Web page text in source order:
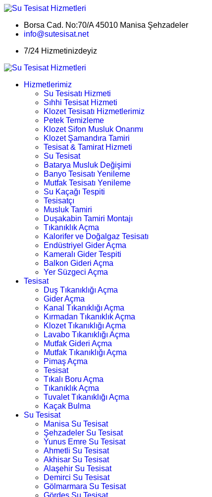
Borsa Cad. No:70/A 45010 Manisa Şehzadeler
info@sutesisat.net
7/24 Hizmetinizdeyiz
Hizmetlerimiz
Su Tesisatı Hizmeti
Sıhhi Tesisat Hizmeti
Klozet Tesisatı Hizmetlerimiz
Petek Temizleme
Klozet Sifon Musluk Onarımı
Klozet Şamandıra Tamiri
Tesisat & Tamirat Hizmeti
Su Tesisat
Batarya Musluk Değişimi
Banyo Tesisatı Yenileme
Mutfak Tesisatı Yenileme
Su Kaçağı Tespiti
Tesisatçı
Musluk Tamiri
Duşakabin Tamiri Montajı
Tıkanıklık Açma
Kalorifer ve Doğalgaz Tesisatı
Endüstriyel Gider Açma
Kameralı Gider Tespiti
Balkon Gideri Açma
Yer Süzgeci Açma
Tesisat
Duş Tıkanıklığı Açma
Gider Açma
Kanal Tıkanıklığı Açma
Kırmadan Tıkanıklık Açma
Klozet Tıkanıklığı Açma
Lavabo Tıkanıklığı Açma
Mutfak Gideri Açma
Mutfak Tıkanıklığı Açma
Pimaş Açma
Tesisat
Tıkalı Boru Açma
Tıkanıklık Açma
Tuvalet Tıkanıklığı Açma
Kaçak Bulma
Su Tesisat
Manisa Su Tesisat
Şehzadeler Su Tesisat
Yunus Emre Su Tesisat
Ahmetli Su Tesisat
Akhisar Su Tesisat
Alaşehir Su Tesisat
Demirci Su Tesisat
Gölmarmara Su Tesisat
Gördes Su Tesisat